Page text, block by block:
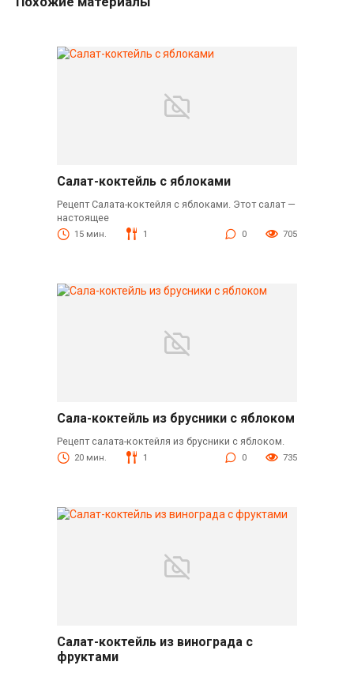
Салат-коктейль с яблоками
Рецепт Салата-коктейля с яблоками. Этот салат —
настоящее
15 мин. 1 0 705
Сала-коктейль из брусники с яблоком
Рецепт салата-коктейля из брусники с яблоком.
20 мин. 1 0 735
Салат-коктейль из винограда с
фруктами